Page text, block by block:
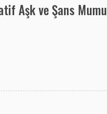
Aşk ve Şans Mumu